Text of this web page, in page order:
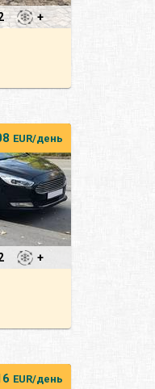
+
EUR/день
+
EUR/день